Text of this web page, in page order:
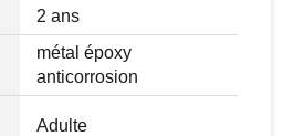
2 ans
métal époxy
anticorrosion
Adulte